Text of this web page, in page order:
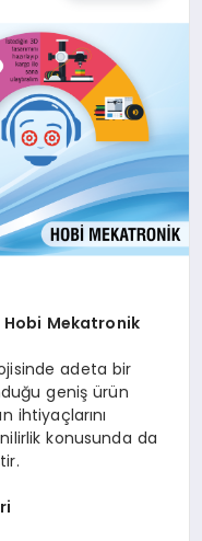
Hobi Mekatronik
adeta bir
geniş ürün
ihtiyaçlarını
konusunda da